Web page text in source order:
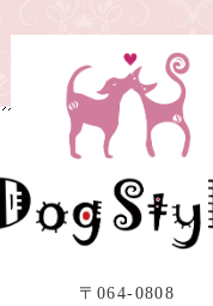
〒064-0808